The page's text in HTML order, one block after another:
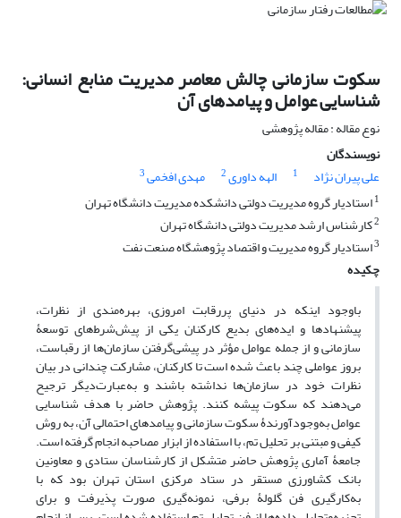
سکوت سازمانی چالش معاصر مدیریت منابع انسانی:
شناسایی عوامل و پیامدهای آن
نوع مقاله : مقاله پژوهشی
نویسندگان
علی پیران نژاد
1 الهه داوری2 مهدی افخمی3
1استادیار گروه مدیریت دولتی دانشکده مدیریت دانشگاه تهران
2کارشناس ارشد مدیریت دولتی دانشگاه تهران
3استادیار گروه مدیریت و اقتصاد پژوهشگاه صنعت نفت
چکیده
باوجود اینکه در دنیای پررقابت امروزی، بهره‌مندی از نظرات،
پیشنهادها و ایده‌های بدیع کارکنان یکی از پیش‌شرط‌های توسعۀ
سازمانی و از جمله عوامل مؤثر در پیشی‌گرفتن سازمان‌ها از رقباست،
بروز عواملی چند باعث شده است تا کارکنان، مشارکت چندانی در بیان
نظرات خود در سازمان‌ها نداشته باشند و به‌عبارت‌دیگر ترجیح
می‌دهند که سکوت پیشه کنند. پژوهش حاضر با هدف شناسایی
عوامل به‌وجود‌آورندۀ سکوت سازمانی و پیامدهای احتمالی آن، به روش
کیفی و مبتنی بر تحلیل تم، با استفاده از ابزار مصاحبه انجام گرفته است.
جامعۀ آماری پژوهش حاضر متشکل از کارشناسان ستادی و معاونین
بانک کشاورزی مستقر در ستاد مرکزی استان تهران بود که با
به‌کارگیری فن گلولۀ برفی، نمونه‌گیری صورت پذیرفت و برای